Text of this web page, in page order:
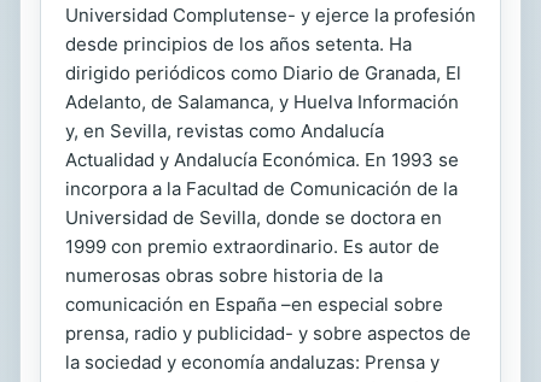
Universidad Complutense- y ejerce la profesión
desde principios de los años setenta. Ha
dirigido periódicos como Diario de Granada, El
Adelanto, de Salamanca, y Huelva Información
y, en Sevilla, revistas como Andalucía
Actualidad y Andalucía Económica. En 1993 se
incorpora a la Facultad de Comunicación de la
Universidad de Sevilla, donde se doctora en
1999 con premio extraordinario. Es autor de
numerosas obras sobre historia de la
comunicación en España –en especial sobre
prensa, radio y publicidad- y sobre aspectos de
la sociedad y economía andaluzas: Prensa y